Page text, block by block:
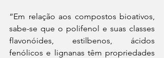
“Em relação aos compostos bioativos,
sabe-se que o polifenol e suas classes
flavonóides, estilbenos, ácidos
fenólicos e lignanas têm propriedades